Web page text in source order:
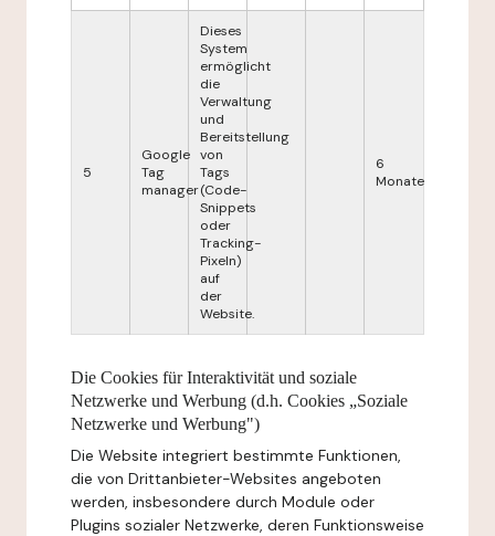
5
Google
Tag
manager
Dieses
System
ermöglicht
die
Verwaltung
und
Bereitstellung
von
Tags
(Code-
Snippets
oder
Tracking-
Pixeln)
auf
der
Website.
6
Monate
Die Cookies für Interaktivität und soziale
Netzwerke und Werbung (d.h. Cookies „Soziale
Netzwerke und Werbung")
Die Website integriert bestimmte Funktionen,
die von Drittanbieter-Websites angeboten
werden, insbesondere durch Module oder
Plugins sozialer Netzwerke, deren Funktionsweise